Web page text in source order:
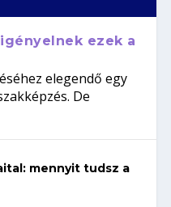
ezek a
elegendő egy
De
mennyit tudsz a